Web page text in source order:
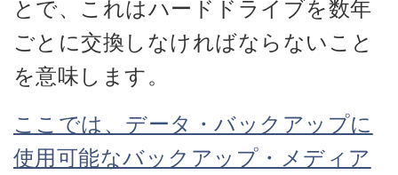
とで、これはハードドライブを数年
ごとに交換しなければならないこと
を意味します。
ここでは、データ・バックアップに
使用可能なバックアップ・メディア